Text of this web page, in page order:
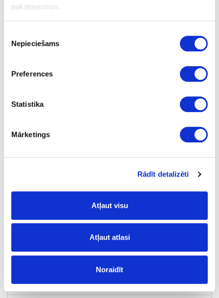
pakalpojumus.
izvēle
Nepieciešams
Preferences
Statistika
Mārketings
Rādīt detalizēti
Atļaut visu
Atļaut atlasi
Noraidīt
Satin (uz MDF) vienpusējs dekors
49-7045-AM-MATT-18.3
K7045(7045)